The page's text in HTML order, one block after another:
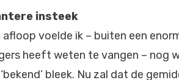
insteek
afloop voelde ik – buiten een
heeft weten te vangen – nog
bleek. Nu zal dat de